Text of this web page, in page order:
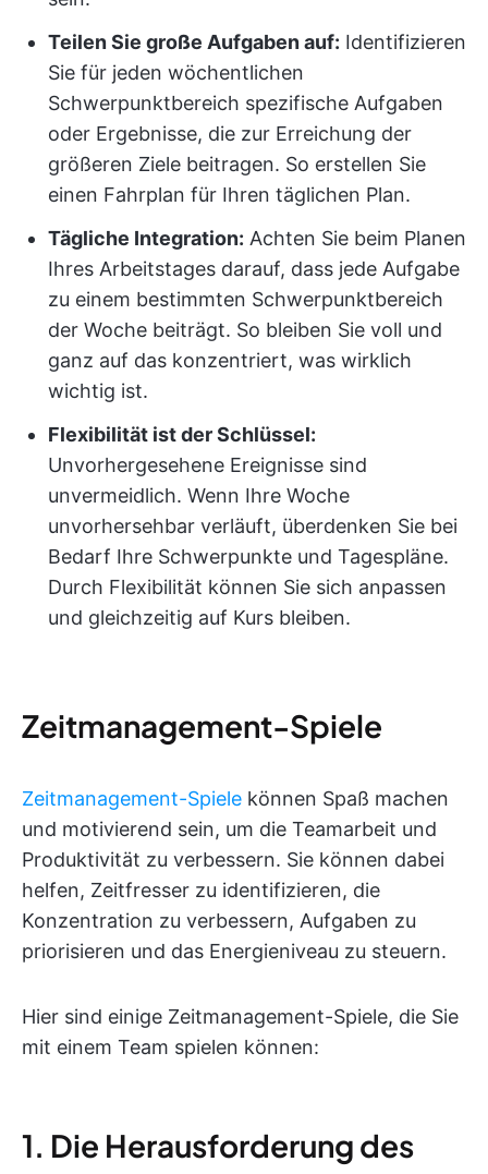
Teilen Sie große Aufgaben auf: Identifizieren
Sie für jeden wöchentlichen
Schwerpunktbereich spezifische Aufgaben
oder Ergebnisse, die zur Erreichung der
größeren Ziele beitragen. So erstellen Sie
einen Fahrplan für Ihren täglichen Plan.
Tägliche Integration: Achten Sie beim Planen
Ihres Arbeitstages darauf, dass jede Aufgabe
zu einem bestimmten Schwerpunktbereich
der Woche beiträgt. So bleiben Sie voll und
ganz auf das konzentriert, was wirklich
wichtig ist.
Flexibilität ist der Schlüssel:
Unvorhergesehene Ereignisse sind
unvermeidlich. Wenn Ihre Woche
unvorhersehbar verläuft, überdenken Sie bei
Bedarf Ihre Schwerpunkte und Tagespläne.
Durch Flexibilität können Sie sich anpassen
und gleichzeitig auf Kurs bleiben.
Zeitmanagement-Spiele
Zeitmanagement-Spiele können Spaß machen
und motivierend sein, um die Teamarbeit und
Produktivität zu verbessern. Sie können dabei
helfen, Zeitfresser zu identifizieren, die
Konzentration zu verbessern, Aufgaben zu
priorisieren und das Energieniveau zu steuern.
Hier sind einige Zeitmanagement-Spiele, die Sie
mit einem Team spielen können:
1. Die Herausforderung des